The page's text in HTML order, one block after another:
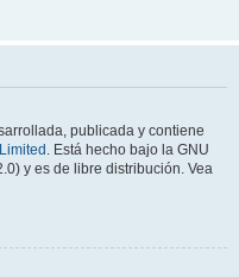
publicada y contiene
. Está hecho bajo la GNU
y es de libre distribución. Vea